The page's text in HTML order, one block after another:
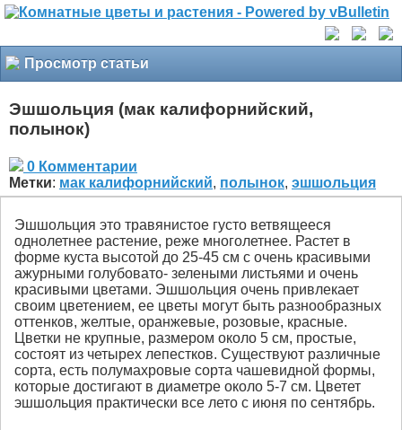
Просмотр статьи
Эшшольция (мак калифорнийский,
полынок)
0 Комментарии
Метки: мак калифорнийский, полынок, эшшольция
Эшшольция это травянистое густо ветвящееся
однолетнее растение, реже многолетнее. Растет в
форме куста высотой до 25-45 см с очень красивыми
ажурными голубовато- зелеными листьями и очень
красивыми цветами. Эшшольция очень привлекает
своим цветением, ее цветы могут быть разнообразных
оттенков, желтые, оранжевые, розовые, красные.
Цветки не крупные, размером около 5 см, простые,
состоят из четырех лепестков. Существуют различные
сорта, есть полумахровые сорта чашевидной формы,
которые достигают в диаметре около 5-7 см. Цветет
эшшольция практически все лето с июня по сентябрь.